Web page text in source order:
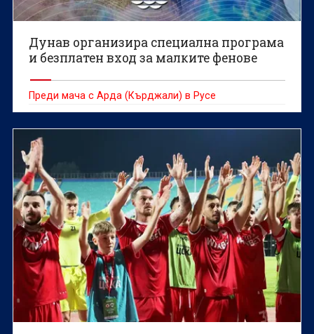
Дунав организира специална програма
и безплатен вход за малките фенове
Преди мача с Арда (Кърджали) в Русе